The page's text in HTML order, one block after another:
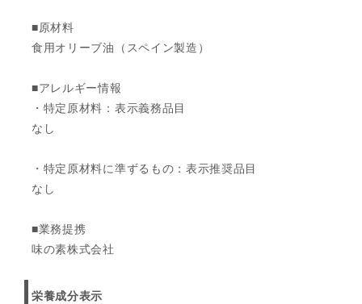
■原材料
食用オリーブ油（スペイン製造）
■アレルギー情報
・特定原材料：表示義務品目
なし
・特定原材料に準ずるもの：表示推奨品目
なし
■業務提携
味の素株式会社
栄養成分表示